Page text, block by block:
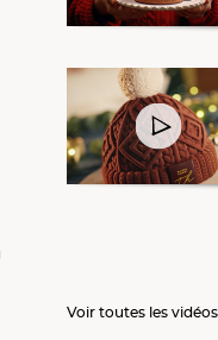
Voir toutes les